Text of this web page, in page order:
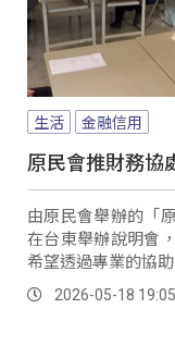
生活 金融信用
原民會推財務協
由原民會舉辦的「
在台東舉辦說明會
希望透過專業的協
2026-05-18 19:05